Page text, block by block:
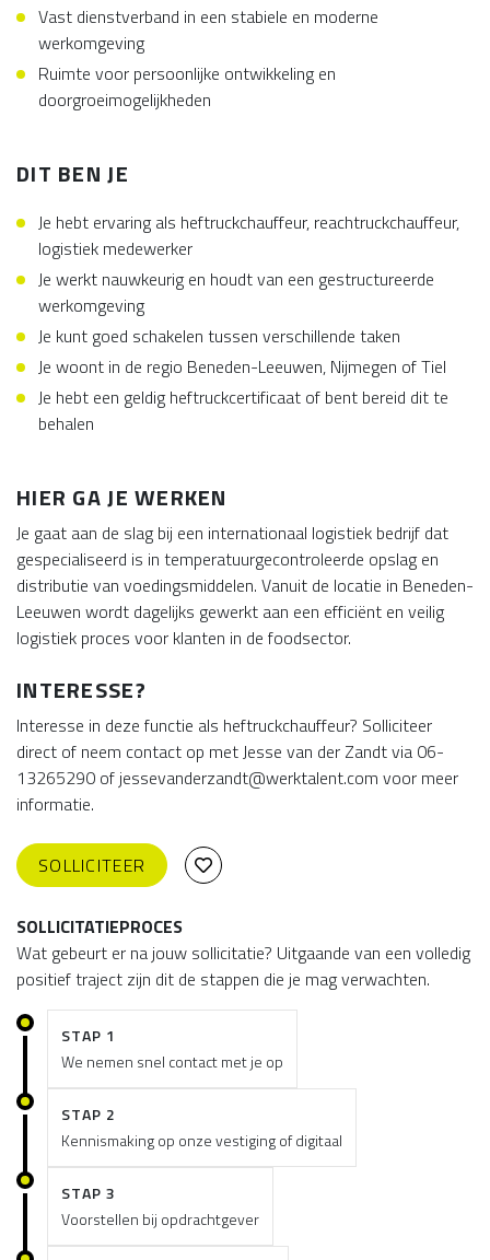
Vast dienstverband in een stabiele en moderne
werkomgeving
Ruimte voor persoonlijke ontwikkeling en
doorgroeimogelijkheden
DIT BEN JE
Je hebt ervaring als heftruckchauffeur, reachtruckchauffeur,
logistiek medewerker
Je werkt nauwkeurig en houdt van een gestructureerde
werkomgeving
Je kunt goed schakelen tussen verschillende taken
Je woont in de regio Beneden-Leeuwen, Nijmegen of Tiel
Je hebt een geldig heftruckcertificaat of bent bereid dit te
behalen
HIER GA JE WERKEN
Je gaat aan de slag bij een internationaal logistiek bedrijf dat
gespecialiseerd is in temperatuurgecontroleerde opslag en
distributie van voedingsmiddelen. Vanuit de locatie in Beneden-
Leeuwen wordt dagelijks gewerkt aan een efficiënt en veilig
logistiek proces voor klanten in de foodsector.
INTERESSE?
Interesse in deze functie als heftruckchauffeur? Solliciteer
direct of neem contact op met Jesse van der Zandt via 06-
13265290 of jessevanderzandt@werktalent.com voor meer
informatie.
SOLLICITEER
SOLLICITATIEPROCES
Wat gebeurt er na jouw sollicitatie? Uitgaande van een volledig
positief traject zijn dit de stappen die je mag verwachten.
STAP 1
We nemen snel contact met je op
STAP 2
Kennismaking op onze vestiging of digitaal
STAP 3
Voorstellen bij opdrachtgever